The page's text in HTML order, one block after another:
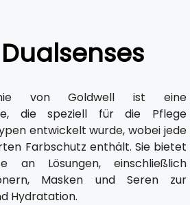
von Goldwell ist eine
die speziell für die Pflege
entwickelt wurde, wobei jede
Farbschutz enthält. Sie bietet
an Lösungen, einschließlich
Masken und Seren zur
Hydratation.